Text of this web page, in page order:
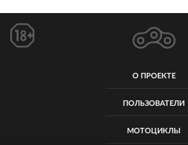
О ПРОЕКТЕ
ПОЛЬЗОВАТЕЛИ
МОТОЦИКЛЫ